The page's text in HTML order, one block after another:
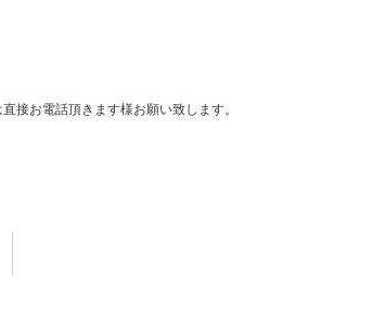
接お電話頂きます様お願い致します。